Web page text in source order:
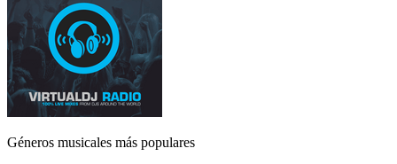
Géneros musicales más populares